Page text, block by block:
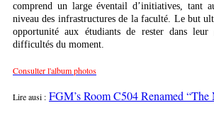
comprend un large éventail d’initiatives, tant
niveau des infrastructures de la faculté. Le but
opportunité aux étudiants de rester dans leur
difficultés du moment.
Consulter l'album photos
Lire ausi : FGM’s Room C504 Renamed